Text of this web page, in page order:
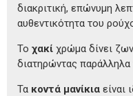
διακριτική, επώνυμη
αυθεντικότητα του
Το χακί χρώμα δίνει
διατηρώντας
Τα κοντά μανίκια είναι